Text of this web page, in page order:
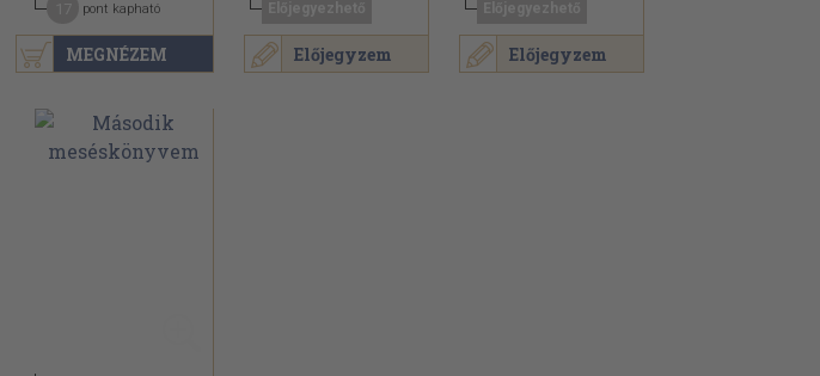
MEGNÉZEM
pont kapható
Előjegyzem Előjegyzem